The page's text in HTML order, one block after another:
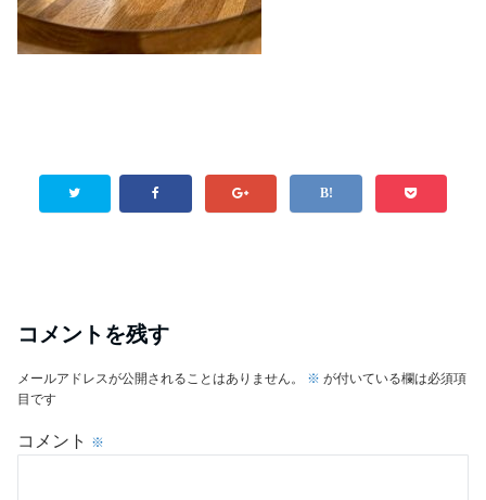
コメントを残す
メールアドレスが公開されることはありません。 ※ が付いている欄は必須項
目です
コメント ※